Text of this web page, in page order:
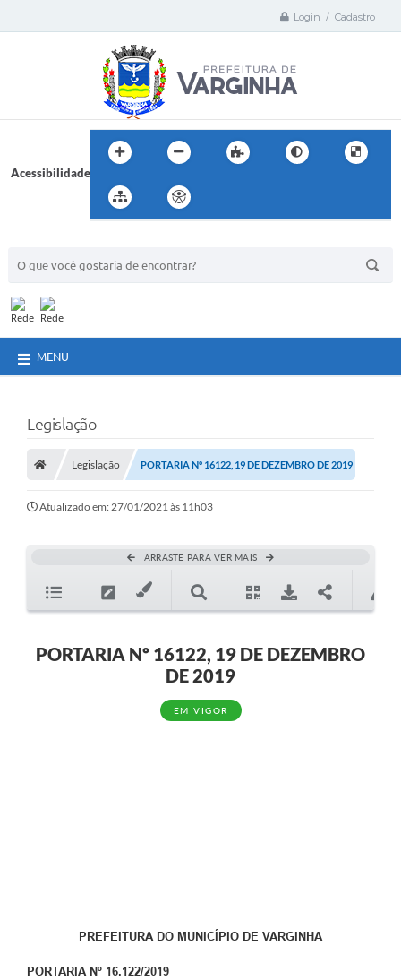
Login / Cadastro
Acessibilidade
MENU
Legislação
Legislação PORTARIA Nº 16122, 19 DE DEZEMBRO DE 2019
Atualizado em: 27/01/2021 às 11h03
ARRASTE PARA VER MAIS
PORTARIA Nº 16122, 19 DE DEZEMBRO
DE 2019
EM VIGOR
PREFEITURA DO MUNICÍPIO DE VARGINHA
PORTARIA Nº 16.122/2019